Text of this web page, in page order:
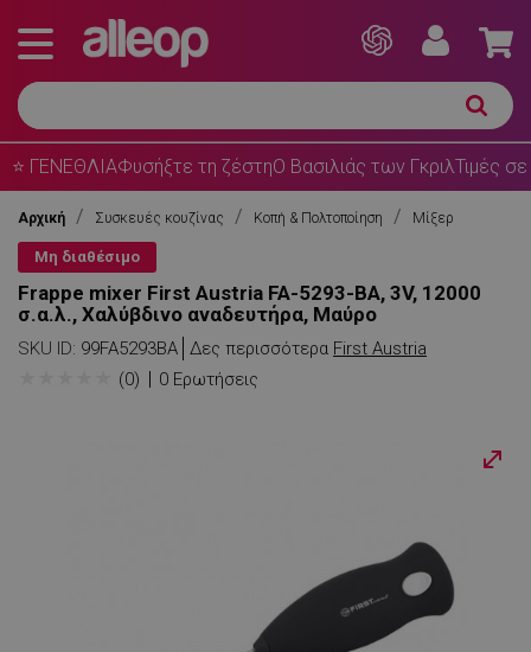
⭐ ΓΕΝΕΘΛΙΑΦυσήξτε τη ζέστηΟ Βασιλιάς των ΓκριλΤιμές σε
Αρχική Συσκευές κουζίνας Κοπή & Πολτοποίηση Μίξερ
Μη διαθέσιμο
Frappe mixer First Austria FA-5293-BA, 3V, 12000
σ.α.λ., Χαλύβδινο αναδευτήρα, Μαύρο
SKU ID: 99FA5293BA Δες περισσότερα First Austria
(0) 0 Ερωτήσεις